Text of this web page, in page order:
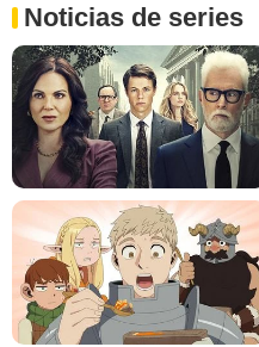
Noticias de series